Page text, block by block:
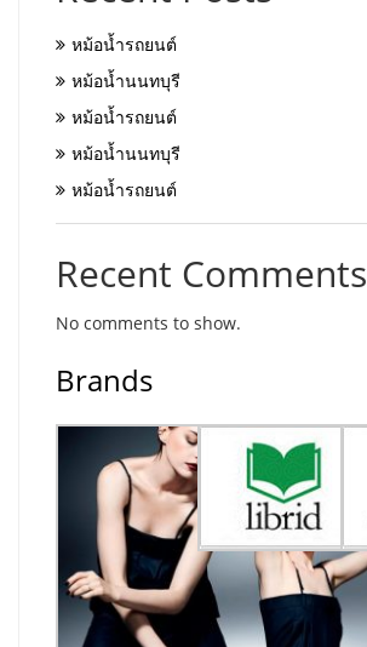
หม้อน้ำรถยนต์
หม้อน้ำนนทบุรี
หม้อน้ำรถยนต์
หม้อน้ำนนทบุรี
หม้อน้ำรถยนต์
Recent Comments
No comments to show.
Brands